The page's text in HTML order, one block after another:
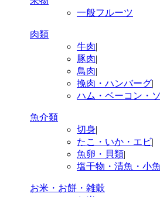
一般フルーツ
肉類
牛肉|
豚肉|
鳥肉|
挽肉・ハンバーグ|
ハム・ベーコン・
魚介類
切身|
たこ・いか・エビ|
魚卵・貝類|
塩干物・漬魚・小魚
お米・お餅・雑穀